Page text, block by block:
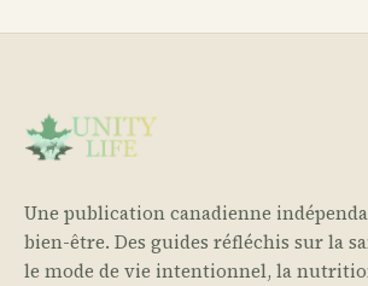
Une publication canadienne
bien-être. Des guides réfléchis sur la
le mode de vie intentionnel, la